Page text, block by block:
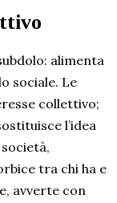
alimenta
sociale. Le
collettivo;
l’idea
tra chi ha e
avverte con